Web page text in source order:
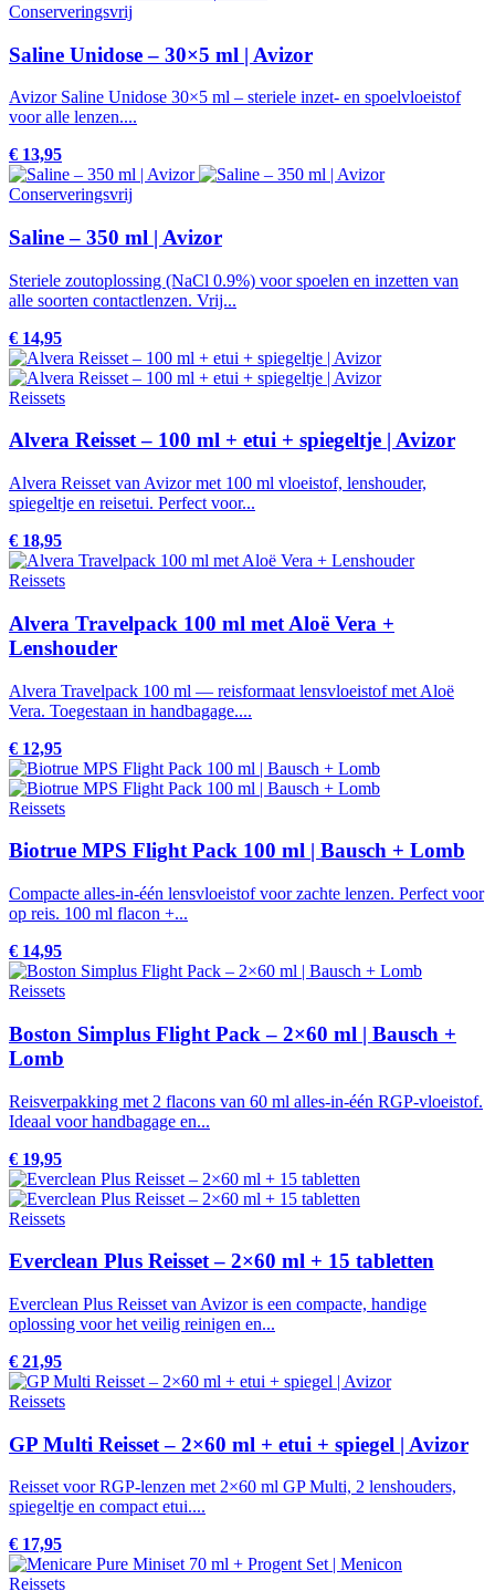
Conserveringsvrij
Saline Unidose – 30×5 ml | Avizor
Avizor Saline Unidose 30×5 ml – steriele inzet- en spoelvloeistof
voor alle lenzen....
€ 13,95
Conserveringsvrij
Saline – 350 ml | Avizor
Steriele zoutoplossing (NaCl 0.9%) voor spoelen en inzetten van
alle soorten contactlenzen. Vrij...
€ 14,95
Reissets
Alvera Reisset – 100 ml + etui + spiegeltje | Avizor
Alvera Reisset van Avizor met 100 ml vloeistof, lenshouder,
spiegeltje en reisetui. Perfect voor...
€ 18,95
Reissets
Alvera Travelpack 100 ml met Aloë Vera +
Lenshouder
Alvera Travelpack 100 ml — reisformaat lensvloeistof met Aloë
Vera. Toegestaan in handbagage....
€ 12,95
Reissets
Biotrue MPS Flight Pack 100 ml | Bausch + Lomb
Compacte alles-in-één lensvloeistof voor zachte lenzen. Perfect voor
op reis. 100 ml flacon +...
€ 14,95
Reissets
Boston Simplus Flight Pack – 2×60 ml | Bausch +
Lomb
Reisverpakking met 2 flacons van 60 ml alles-in-één RGP-vloeistof.
Ideaal voor handbagage en...
€ 19,95
Reissets
Everclean Plus Reisset – 2×60 ml + 15 tabletten
Everclean Plus Reisset van Avizor is een compacte, handige
oplossing voor het veilig reinigen en...
€ 21,95
Reissets
GP Multi Reisset – 2×60 ml + etui + spiegel | Avizor
Reisset voor RGP-lenzen met 2×60 ml GP Multi, 2 lenshouders,
spiegeltje en compact etui....
€ 17,95
Reissets